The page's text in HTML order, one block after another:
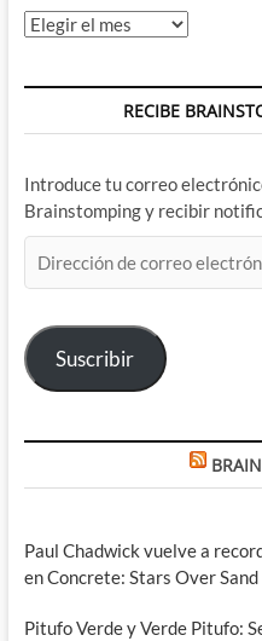
Archivos
RECIBE
Introduce tu correo
Brainstomping y recibir
de
electrónico
Suscribir
Paul Chadwick vuelve a
en Concrete: Stars Over Sand
Pitufo Verde y Verde Pitufo: